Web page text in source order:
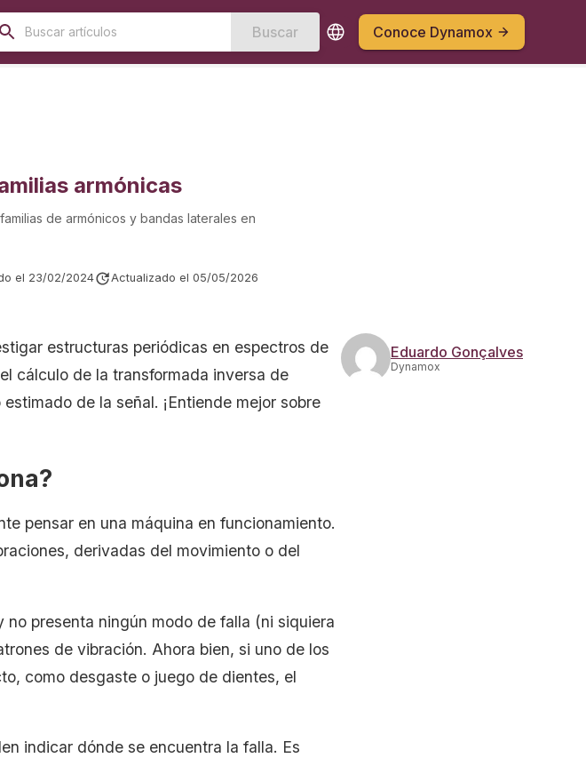
Buscar Conoce Dynamox
armónicas
de armónicos y bandas laterales en
el 23/02/2024 Actualizado el 05/05/2026
estructuras periódicas en espectros de
cálculo de la transformada inversa de
de la señal. ¡Entiende mejor sobre
pensar en una máquina en funcionamiento.
derivadas del movimiento o del
presenta ningún modo de falla (ni siquiera
de vibración. Ahora bien, si uno de los
como desgaste o juego de dientes, el
indicar dónde se encuentra la falla. Es
Eduardo Gonçalves
Dynamox